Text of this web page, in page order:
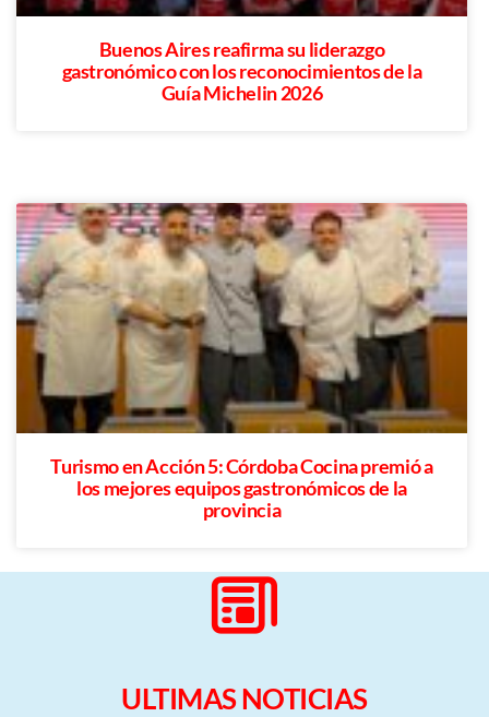
Buenos Aires reafirma su liderazgo
gastronómico con los reconocimientos de la
Guía Michelin 2026
Turismo en Acción 5: Córdoba Cocina premió a
los mejores equipos gastronómicos de la
provincia
ULTIMAS NOTICIAS